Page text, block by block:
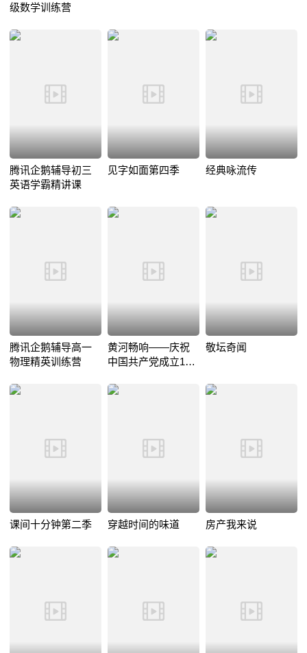
级数学训练营
腾讯企鹅辅导初三
英语学霸精讲课
见字如面第四季 经典咏流传
腾讯企鹅辅导高一
物理精英训练营
黄河畅响——庆祝
中国共产党成立100
敬坛奇闻
课间十分钟第二季 穿越时间的味道 房产我来说